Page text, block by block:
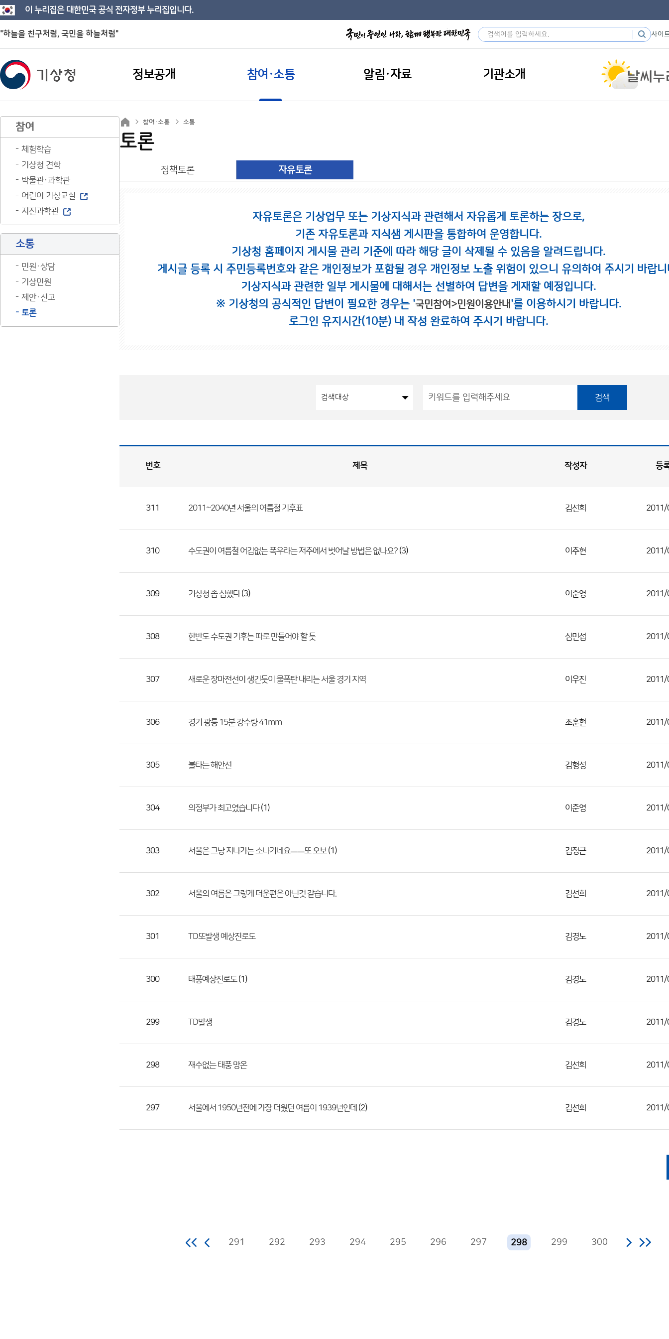
이 누리집은 대한민국 공식 전자정부 누리집입니다.
"하늘을 친구처럼, 국민을 하늘처럼" 사이
정보공개 참여·소통 알림·자료 기관소개
참여
체험학습
기상청 견학
박물관·과학관
어린이 기상교실
지진과학관
소통
민원·상담
기상민원
제안·신고
토론
참여·소통 소통
토론
정책토론 자유토론
자유토론은 기상업무 또는 기상지식과 관련해서 자유롭게 토론하는 장으로,
기존 자유토론과 지식샘 게시판을 통합하여 운영합니다.
기상청 홈페이지 게시물 관리 기준에 따라 해당 글이 삭제될 수 있음을 알려드립니다.
게시글 등록 시 주민등록번호와 같은 개인정보가 포함될 경우 개인정보 노출 위험이 있으니 유의하여 주시기 바랍니
기상지식과 관련한 일부 게시물에 대해서는 선별하여 답변을 게재할 예정입니다.
※ 기상청의 공식적인 답변이 필요한 경우는 '국민참여>민원이용안내'를 이용하시기 바랍니다.
로그인 유지시간(10분) 내 작성 완료하여 주시기 바랍니다.
검색
로
제
성
다.
번호 제목 작성자 등
311 2011~2040년 서울의 여름철 기후표 김선희 2011/
310 수도권이 여름철 어김없는 폭우라는 저주에서 벗어날 방법은 없나요? (3) 이주현 2011/
309 기상청 좀 심했다(3) 이준영 2011/
308 한반도 수도권 기후는 따로 만들어야 할 듯 심민섭 2011/
307 새로운 장마전선이 생긴듯이 물폭탄 내리는 서울 경기 지역 이우진 2011/
306 경기 광릉 15분 강수량 41mm 조훈현 2011/
305 불타는 해안선 김형성 2011/
304 의정부가 최고였습니다(1) 이준영 2011/
303 서울은 그냥 지나가는 소나기네요ㅡㅡ또 오보(1) 김정근 2011/
302 서울의 여름은 그렇게 더운편은 아닌것 같습니다. 김선희 2011/
301 TD또발생 예상진로도 김경노 2011/
300 태풍예상진로도(1) 김경노 2011/
299 TD발생 김경노 2011/
298 재수없는 태풍 망온 김선희 2011/
297 서울에서 1950년전에 가장 더웠던 여름이 1939년인데 (2) 김선희 2011/
291 292 293 294 295 296 297 298 299 300